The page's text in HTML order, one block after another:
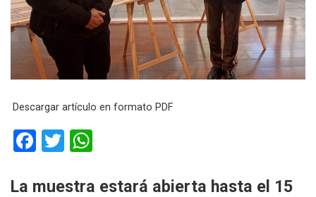
Descargar artículo en formato PDF
F
ce
T
tt at
La muestra estará abierta hasta el 15